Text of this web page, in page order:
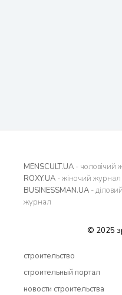
MENSCULT.UA - чоловічий
ROXY.UA - жіночий журнал
BUSINESSMAN.UA - діловий
журнал
© 2025
строительство
строительный портал
новости строительства